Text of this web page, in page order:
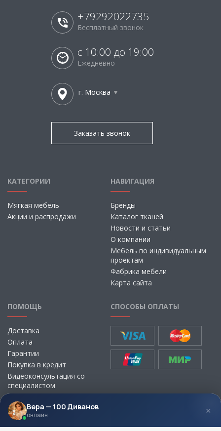
+79292022735
Бесплатный звонок
с 10:00 до 19:00
Ежедневно
г. Москва
Заказать звонок
КАТЕГОРИИ
Мягкая мебель
Акции и распродажи
НАВИГАЦИЯ
Бренды
Каталог тканей
Новости и статьи
О компании
Мебель по индивидуальным
проектам
Фабрика мебели
Карта сайта
ПОМОЩЬ
Доставка
Оплата
Гарантии
Покупка в кредит
Видеоконсультация со
специалистом
Выбор ткани для мебели без
визита в магазин
СПОСОБЫ ОПЛАТЫ
Вера — 100 Диванов
онлайн ×